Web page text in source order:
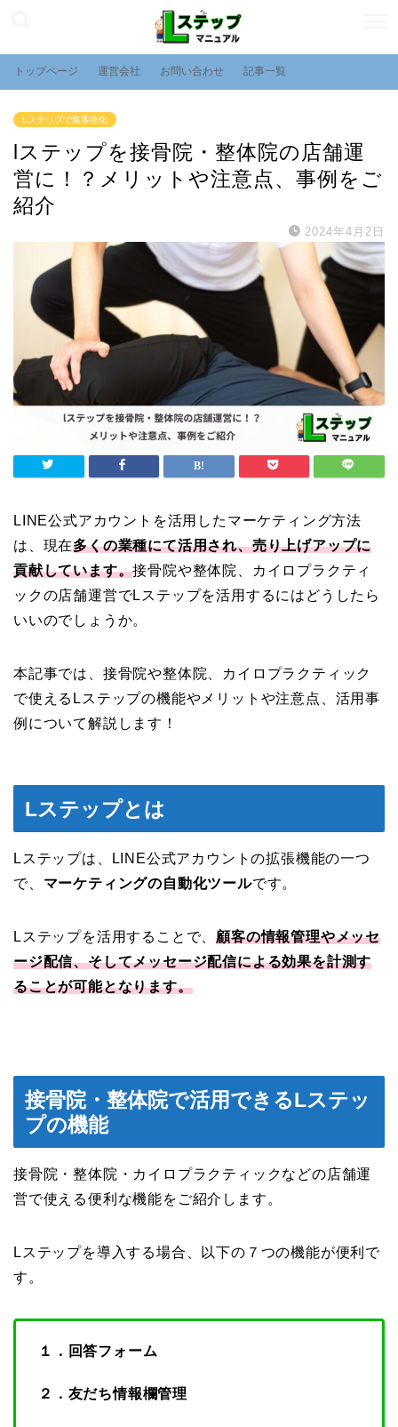
トップページ 運営会社 お問い合わせ 記事一覧
Lステップで集客強化
lステップを接骨院・整体院の店舗運
営に！？メリットや注意点、事例をご
紹介
2024年4月2日
LINE公式アカウントを活用したマーケティング方法
は、現在多くの業種にて活用され、売り上げアップに
貢献しています。接骨院や整体院、カイロプラクティ
ックの店舗運営でLステップを活用するにはどうしたら
いいのでしょうか。
本記事では、接骨院や整体院、カイロプラクティック
で使えるLステップの機能やメリットや注意点、活用事
例について解説します！
Lステップとは
Lステップは、LINE公式アカウントの拡張機能の一つ
で、 マーケティングの自動化ツールです。
Lステップを活用することで、顧客の情報管理やメッセ
ージ配信、そしてメッセージ配信による効果を計測す
ることが可能となります。
接骨院・整体院で活用できるLステッ
プの機能
接骨院・整体院・カイロプラクティックなどの店舗運
営で使える便利な機能をご紹介します。
Lステップを導入する場合、以下の７つの機能が便利で
す。
１．回答フォーム
２．友だち情報欄管理